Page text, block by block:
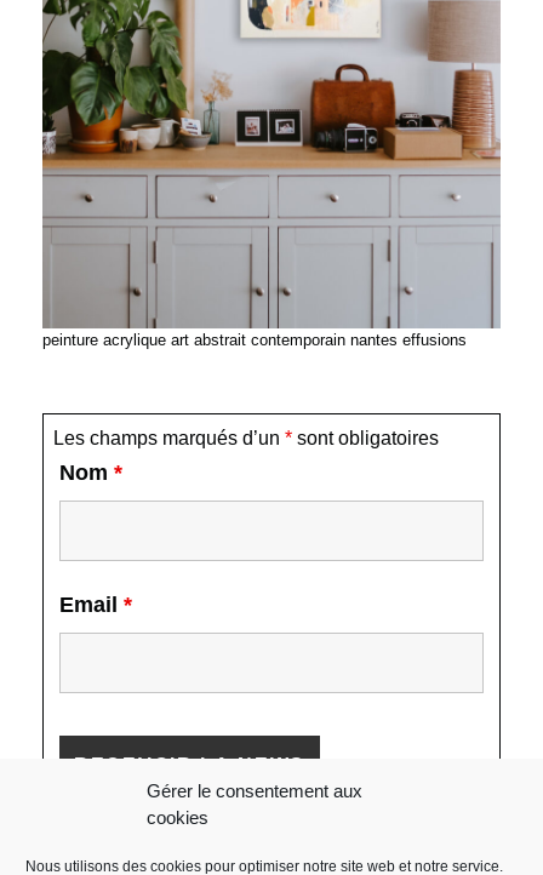
Gérer le consentement aux
cookies
Nous utilisons des cookies pour optimiser notre site web et notre service.
peinture acrylique art abstrait contemporain nantes effusions
Les champs marqués d’un * sont obligatoires
Nom *
Email *